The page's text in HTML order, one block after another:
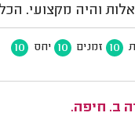
והיה מקצועי.
10 זמנים 10 יחס 10
ב. חיפה.